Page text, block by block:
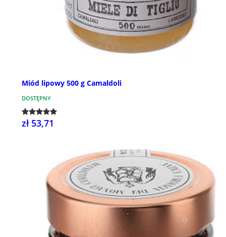
Miód lipowy 500 g Camaldoli
DOSTĘPNY
zł 53,71